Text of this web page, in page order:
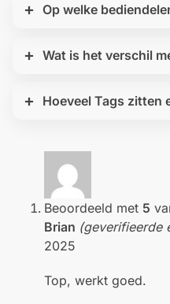
Op welke
Wat is het verschil
Hoeveel Tags zitten
Beoordeeld met 5
Brian (geverifieerde
2025
Top, werkt goed.